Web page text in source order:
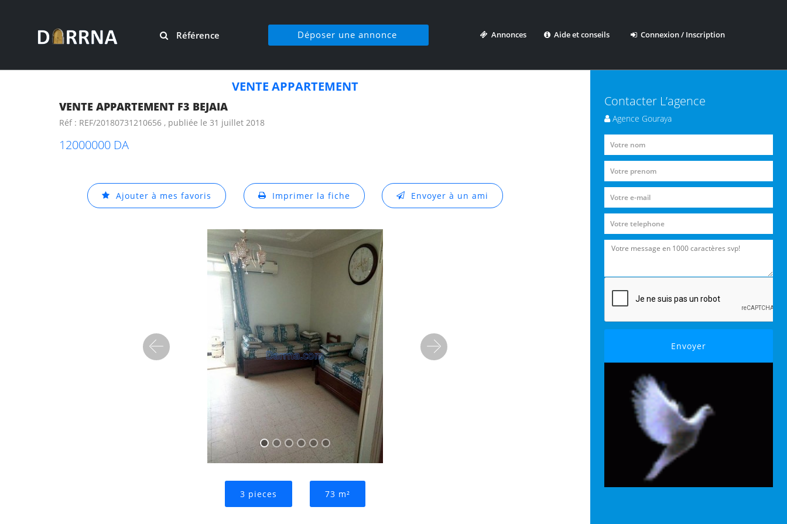
Référence Déposer une annonce Annonces Aide et conseils Connexion / Inscription
VENTE APPARTEMENT
VENTE APPARTEMENT F3 BEJAIA
Réf : REF/20180731210656 , publiée le 31 juillet 2018
12000000 DA
Ajouter à mes favoris Imprimer la fiche Envoyer à un ami
Precedent Suivant
3 pieces 73 m²
Contacter L’agence
Agence Gouraya
Envoyer